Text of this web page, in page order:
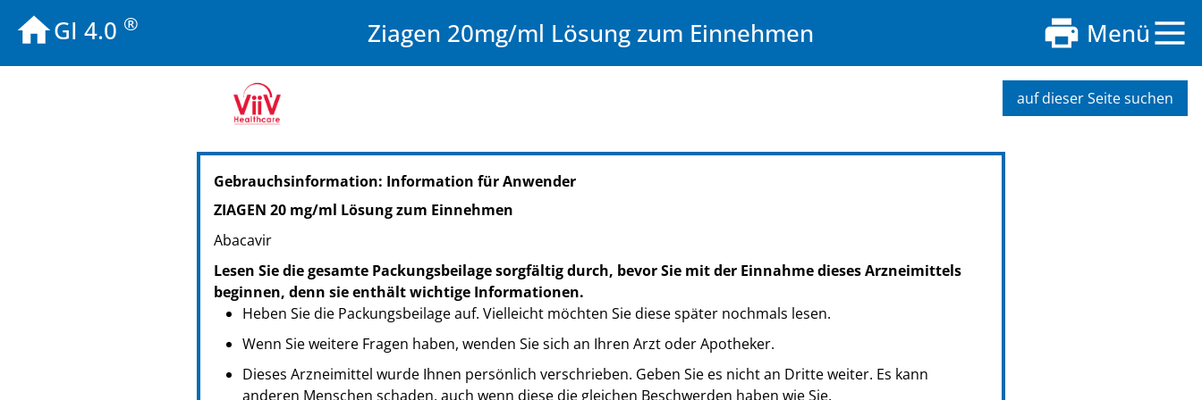
GI 4.0 ® Ziagen 20mg/ml Lösung zum Einnehmen Menü
auf dieser Seite suchen
PZN: 00240365
PPN: 110024036509
GTIN: 05054626400121
Gebrauchsinformation: Information für Anwender
ZIAGEN 20 mg/ml Lösung zum Einnehmen
Abacavir
Lesen Sie die gesamte Packungsbeilage sorgfältig durch, bevor Sie mit der Einnahme dieses Arzneimittels
beginnen, denn sie enthält wichtige Informationen.
Heben Sie die Packungsbeilage auf. Vielleicht möchten Sie diese später nochmals lesen.
Wenn Sie weitere Fragen haben, wenden Sie sich an Ihren Arzt oder Apotheker.
Dieses Arzneimittel wurde Ihnen persönlich verschrieben. Geben Sie es nicht an Dritte weiter. Es kann
anderen Menschen schaden, auch wenn diese die gleichen Beschwerden haben wie Sie.